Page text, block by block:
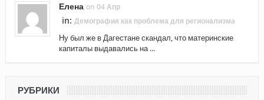
Елена on 04 Апр
in: Демография как проблема для регионализма
Ну был же в Дагестане скандал, что материнские
капиталы выдавались на ...
РУБРИКИ